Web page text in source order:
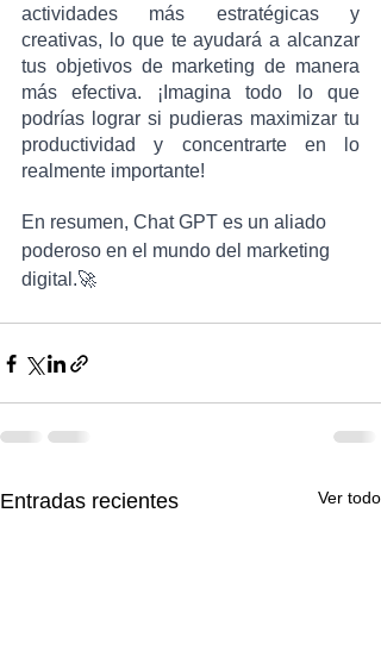
actividades más estratégicas y
creativas, lo que te ayudará a alcanzar
tus objetivos de marketing de manera
más efectiva. ¡Imagina todo lo que
podrías lograr si pudieras maximizar tu
productividad y concentrarte en lo
realmente importante!
En resumen, Chat GPT es un aliado
poderoso en el mundo del marketing
digital.🚀
Entradas recientes Ver todo